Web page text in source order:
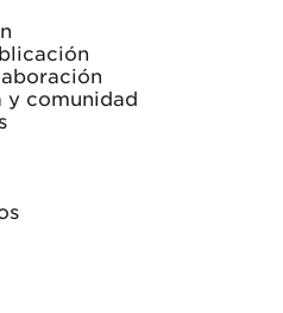
y comunidad